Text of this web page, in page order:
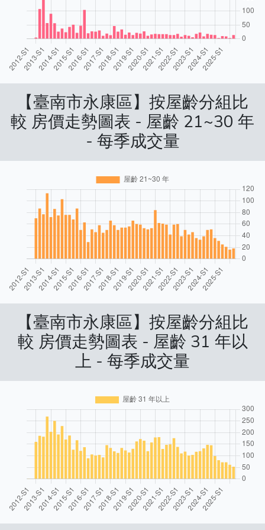
【臺南市永康區】按屋齡分組比
較 房價走勢圖表 - 屋齡 21~30 年
- 每季成交量
【臺南市永康區】按屋齡分組比
較 房價走勢圖表 - 屋齡 31 年以
上 - 每季成交量